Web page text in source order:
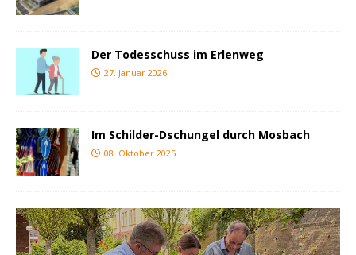
Der Todesschuss im Erlenweg
27. Januar 2026
Im Schilder-Dschungel durch Mosbach
08. Oktober 2025